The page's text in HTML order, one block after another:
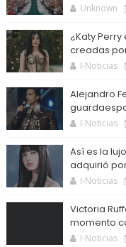
Unknown
¿Katy Perry
creadas
I-Noticias
Alejandro
I-Noticias
Así es la
adquirió
I-Noticias
Victoria
momento
I-Noticias